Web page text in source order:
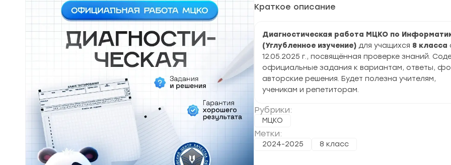
Краткое описание
Диагностическая работа МЦКО по
(Углубленное изучение) для учащихся 8 класса
12.05.2025 г., посвящённая проверке знаний.
официальные задания к вариантам, ответы,
авторские решения. Будет полезна учителям,
ученикам и репетиторам.
Рубрики:
МЦКО
Метки:
2024-2025 8 класс